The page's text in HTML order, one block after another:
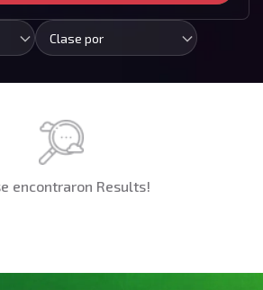
Clase por
encontraron Results!